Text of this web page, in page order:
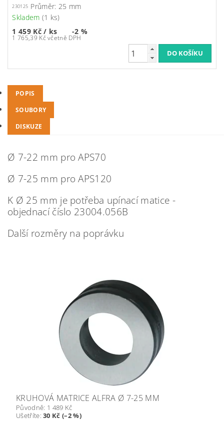
230125 Průměr: 25 mm
Skladem (1 ks)
1 459 Kč/ ks
1 765,39 Kč včetně DPH
-2 %
POPIS
SOUBORY
DISKUZE
Ø 7-22 mm pro APS70
Ø 7-25 mm pro APS120
K Ø 25 mm je potřeba upínací matice -
objednací číslo 23004.056B
Další rozměry na poprávku
KRUHOVÁ MATRICE ALFRA Ø 7-25 MM
Původně: 1 489 Kč
Ušetříte:30 Kč (–2 %)